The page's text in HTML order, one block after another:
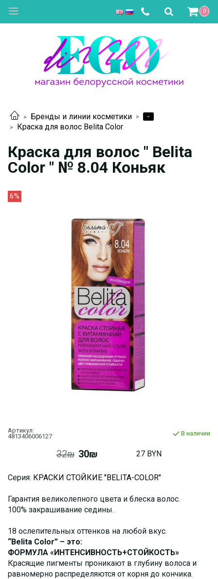
0
Бренды и линии косметики
-
Краска для волос Belita Color
Краска для волос " Belita
Color " № 8.04 Коньяк
6%
Артикул:
4813406006127
В наличии
32₪ 30₪ 27 BYN
Серия: КРАСКИ СТОЙКИЕ "BELITA-COLOR"
Гарантия великолепного цвета и блеска волос.
100% закрашивание седины.
18 ослепительных оттенков на любой вкус.
“Belita Color” – это:
ФОРМУЛА «ИНТЕНСИВНОСТЬ+СТОЙКОСТЬ»
Красящие пигменты проникают в глубину волоса и
равномерно распределяются от корня до кончика.